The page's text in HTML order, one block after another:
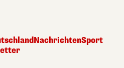
NachrichtenSport